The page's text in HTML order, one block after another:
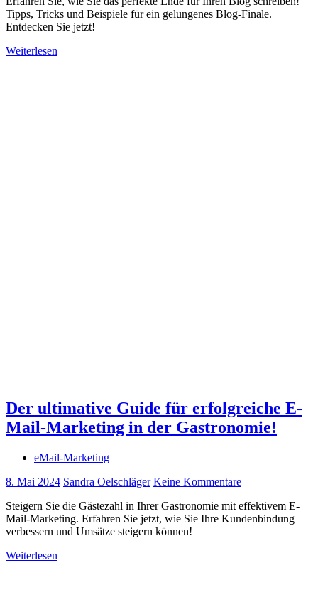
Tipps, Tricks und Beispiele für ein gelungenes Blog-Finale.
Entdecken Sie jetzt!
Weiterlesen
Der ultimative Guide für erfolgreiche E-
Mail-Marketing in der Gastronomie!
eMail-Marketing
8. Mai 2024 Sandra Oelschläger Keine Kommentare
Steigern Sie die Gästezahl in Ihrer Gastronomie mit effektivem E-
Mail-Marketing. Erfahren Sie jetzt, wie Sie Ihre Kundenbindung
verbessern und Umsätze steigern können!
Weiterlesen